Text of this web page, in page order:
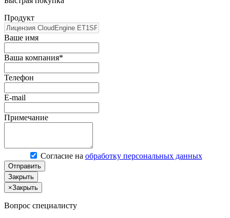
Продукт
Ваше имя
Ваша компания*
Телефон
E-mail
Примечание
Согласие на обработку персональных данных
Отправить
Закрыть
×Закрыть
Вопрос специалисту